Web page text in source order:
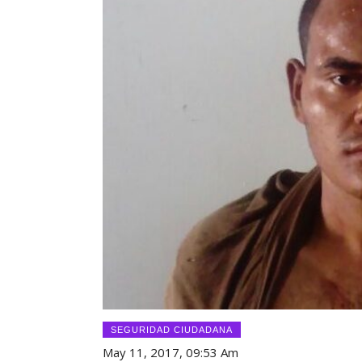
SEGURIDAD CIUDADANA
May 11, 2017, 09:53 Am